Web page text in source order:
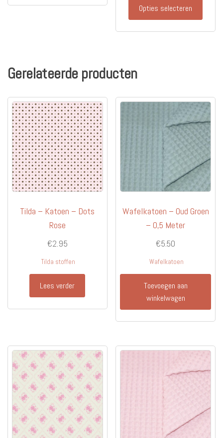
Opties selecteren
op
de
Gerelateerde producten
Tilda – Katoen – Dots
Rose
€2.95
Tilda stoffen
Lees verder
Wafelkatoen – Oud Groen
– 0,5 Meter
€5.50
Wafelkatoen
Toevoegen aan
winkelwagen